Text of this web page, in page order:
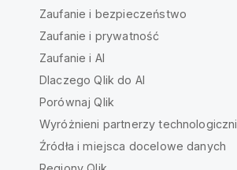
Zaufanie i bezpieczeństwo
Zaufanie i prywatność
Zaufanie i AI
Dlaczego Qlik do AI
Porównaj Qlik
Wyróżnieni partnerzy technologiczni
Źródła i miejsca docelowe danych